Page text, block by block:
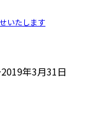
いたします
年3月31日